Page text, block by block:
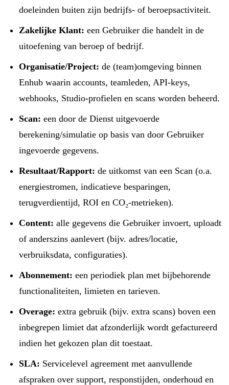
doeleinden buiten zijn bedrijfs- of beroepsactiviteit.
Zakelijke Klant: een Gebruiker die handelt in de
uitoefening van beroep of bedrijf.
Organisatie/Project: de (team)omgeving binnen
Enhub waarin accounts, teamleden, API-keys,
webhooks, Studio-profielen en scans worden beheerd.
Scan: een door de Dienst uitgevoerde
berekening/simulatie op basis van door Gebruiker
ingevoerde gegevens.
Resultaat/Rapport: de uitkomst van een Scan (o.a.
energiestromen, indicatieve besparingen,
terugverdientijd, ROI en CO₂-metrieken).
Content: alle gegevens die Gebruiker invoert, uploadt
of anderszins aanlevert (bijv. adres/locatie,
verbruiksdata, configuraties).
Abonnement: een periodiek plan met bijbehorende
functionaliteiten, limieten en tarieven.
Overage: extra gebruik (bijv. extra scans) boven een
inbegrepen limiet dat afzonderlijk wordt gefactureerd
indien het gekozen plan dit toestaat.
SLA: Servicelevel agreement met aanvullende
afspraken over support, responstijden, onderhoud en